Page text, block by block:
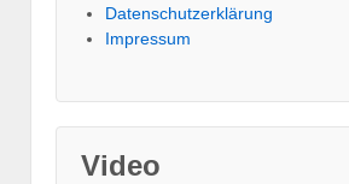
Datenschutzerklärung
Impressum
Video